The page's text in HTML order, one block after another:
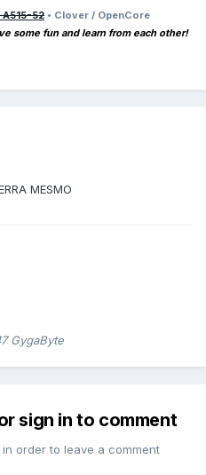
52 • Clover / OpenCore
some fun and learn from each other!
MESMO
GygaByte
sign in to comment
order to leave a comment